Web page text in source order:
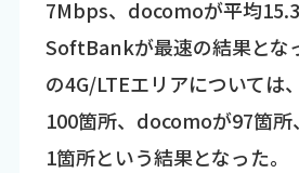
7Mbps、docomoが平均
SoftBankが最速の結果とな
の4G/LTEエリアについては
100箇所、docomoが97箇
1箇所という結果となった。